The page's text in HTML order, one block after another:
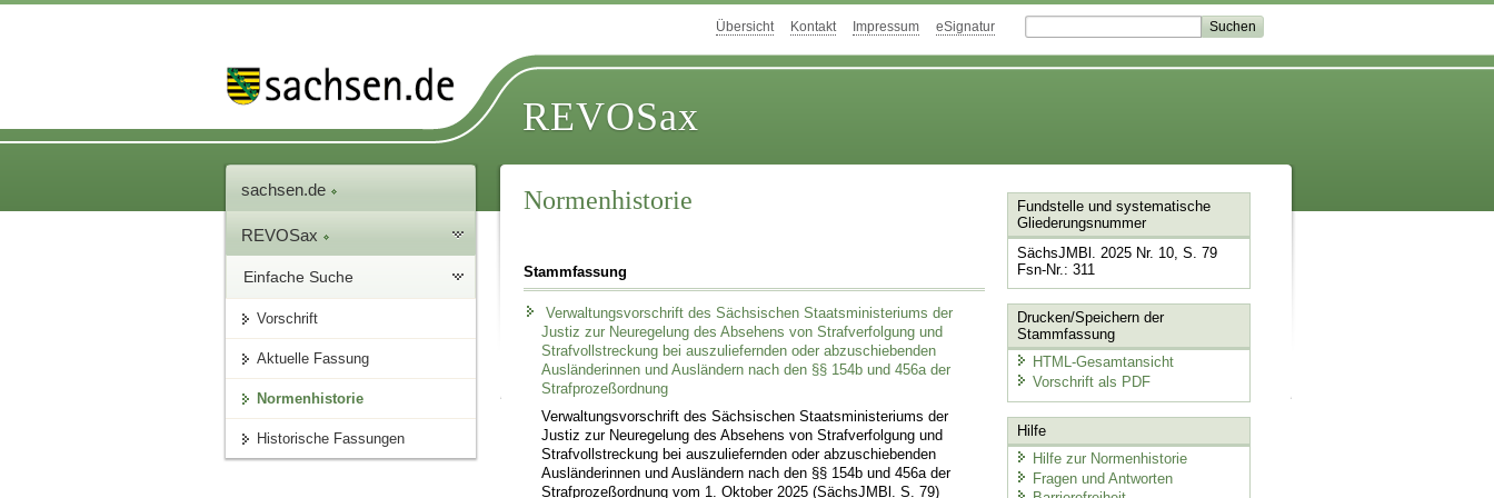
Übersicht Kontakt Impressum eSignatur
REVOSax
sachsen.de
REVOSax
Einfache Suche
Vorschrift
Aktuelle Fassung
Normenhistorie
Historische Fassungen
Normenhistorie
Stammfassung
Verwaltungsvorschrift des Sächsischen Staatsministeriums der
Justiz zur Neuregelung des Absehens von Strafverfolgung und
Strafvollstreckung bei auszuliefernden oder abzuschiebenden
Ausländerinnen und Ausländern nach den §§ 154b und 456a der
Strafprozeßordnung
Verwaltungsvorschrift des Sächsischen Staatsministeriums der
Justiz zur Neuregelung des Absehens von Strafverfolgung und
Strafvollstreckung bei auszuliefernden oder abzuschiebenden
Ausländerinnen und Ausländern nach den §§ 154b und 456a der
Strafprozeßordnung vom 1. Oktober 2025 (SächsJMBl. S. 79)
Fundstelle und systematische
Gliederungsnummer
SächsJMBl. 2025 Nr. 10, S. 79
Fsn-Nr.: 311
Drucken/Speichern der
Stammfassung
HTML-Gesamtansicht
Vorschrift als PDF
Hilfe
Hilfe zur Normenhistorie
Fragen und Antworten